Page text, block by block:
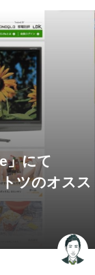
」にて
ツのオスス